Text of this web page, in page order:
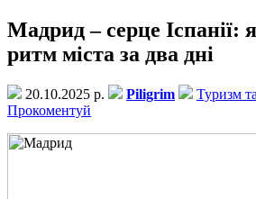
Мадрид – серце Іспанії:
ритм міста за два дні
20.10.2025 р. Piligrim
Туризм
Прокоментуй